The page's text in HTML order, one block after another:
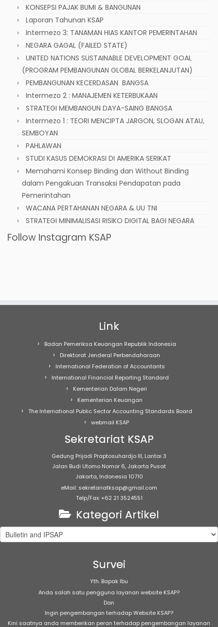
KONSEPSI PAJAK BUMI & BANGUNAN
Laporan Tahunan KSAP
Intermezo 3: TANAMAN HIAS KANTOR PEMERINTAHAN
NEGARA GAGAL (FAILED STATE)
UNITED NATIONS SUSTAINABLE DEVELOPMENT GOAL
(PROGRAM PEMBANGUNAN GLOBAL BERKELANJUTAN)
PEMBANGUNAN KECERDASAN BANGSA
Intermezo 2 : MANAJEMEN KETERBUKAAN
STRATEGI MEMBANGUN DAYA-SAING BANGSA
Intermezo 1 : TEORI MENCIPTA JARGON, SLOGAN ATAU,
SEMBOYAN
PAHLAWAN
STUDI KASUS DEMOKRASI DI AMERIKA SERIKAT
Memahami Konsep Binding dan Without Binding
dalam Pengakuan Transaksi Pendapatan pada
Pemerintahan
WACANA PERTAHANAN NEGARA & UU TNI
STRATEGI MINIMALISASI RISIKO DIGITAL BAGI NEGARA
Follow Instagram KSAP
Link
Badan Pemeriksa Keuangan Republik Indonesia
Direktorat Jenderal Perbendaharaan
International Federation of Accountants
International Financial Reporting Standard
Kementerian Dalam Negeri
Kementerian Keuangan
The International Public Sector Accounting Standards Board
webmail KSAP
Sekretariat KSAP
Gedung Prijadi Praptosuhardjo III, Lantai 3
Jalan Budi Utomo Nomor 6, Jakarta Pusat
Jakarta, Indonesia 10710
eMail: sekretariatksap@gmail.com
Telp/Fax: +62 21 3524551
Kategori Artikel
Kategori
Artikel
Survei
Yth. Bapak Ibu
Anda salah satu pengguna layanan website KSAP?
Dan
Ingin pengembangan terhadap Website KSAP?
Kini saatnya anda memberikan peran terhadap pengembangan layanan